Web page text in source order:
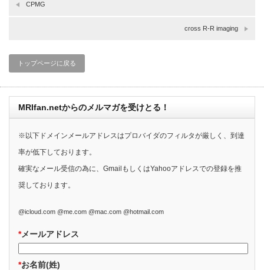
CPMG
cross R-R imaging
トップページに戻る
MRIfan.netからのメルマガを受けとる！
※以下ドメインメールアドレスはプロバイダのフィルタが厳しく、到達
率が低下しております。
確実なメール受信の為に、GmailもしくはYahooアドレスでの登録を推
奨しております。
@icloud.com @me.com @mac.com @hotmail.com
*メールアドレス
*お名前(姓)